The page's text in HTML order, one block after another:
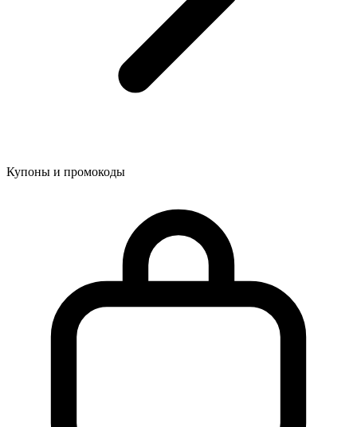
Купоны и промокоды